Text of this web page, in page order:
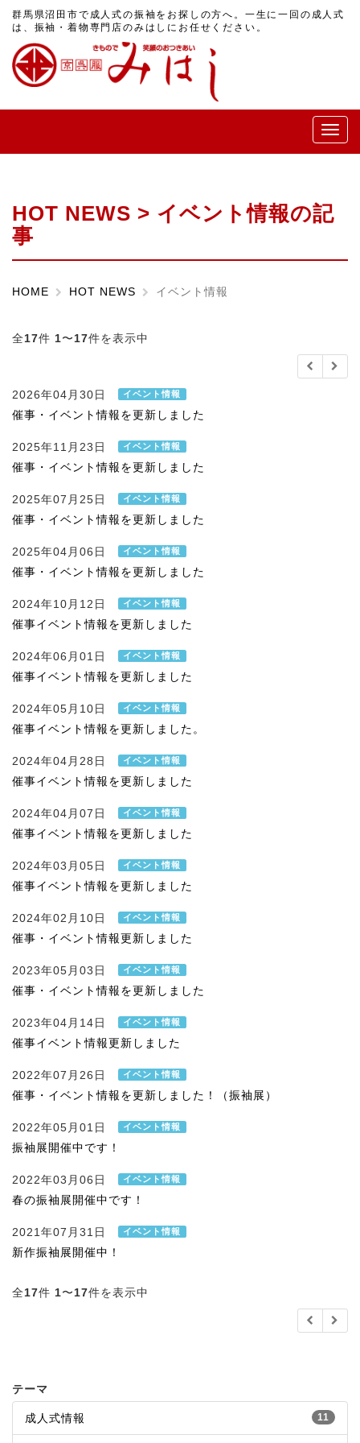
群馬県沼田市で成人式の振袖をお探しの方へ。一生に一回の成人式
は、振袖・着物専門店のみはしにお任せください。
メ
ニ
テーマ
11
成人式情報
HOT NEWS > イベント情報の記
事
HOME HOT NEWS イベント情報
全17件 1〜17件を表示中
2026年04月30日 イベント情報
催事・イベント情報を更新しました
2025年11月23日 イベント情報
催事・イベント情報を更新しました
2025年07月25日 イベント情報
催事・イベント情報を更新しました
2025年04月06日 イベント情報
催事・イベント情報を更新しました
2024年10月12日 イベント情報
催事イベント情報を更新しました
2024年06月01日 イベント情報
催事イベント情報を更新しました
2024年05月10日 イベント情報
催事イベント情報を更新しました。
2024年04月28日 イベント情報
催事イベント情報を更新しました
2024年04月07日 イベント情報
催事イベント情報を更新しました
2024年03月05日 イベント情報
催事イベント情報を更新しました
2024年02月10日 イベント情報
催事・イベント情報更新しました
2023年05月03日 イベント情報
催事・イベント情報を更新しました
2023年04月14日 イベント情報
催事イベント情報更新しました
2022年07月26日 イベント情報
催事・イベント情報を更新しました！（振袖展）
2022年05月01日 イベント情報
振袖展開催中です！
2022年03月06日 イベント情報
春の振袖展開催中です！
2021年07月31日 イベント情報
新作振袖展開催中！
全17件 1〜17件を表示中